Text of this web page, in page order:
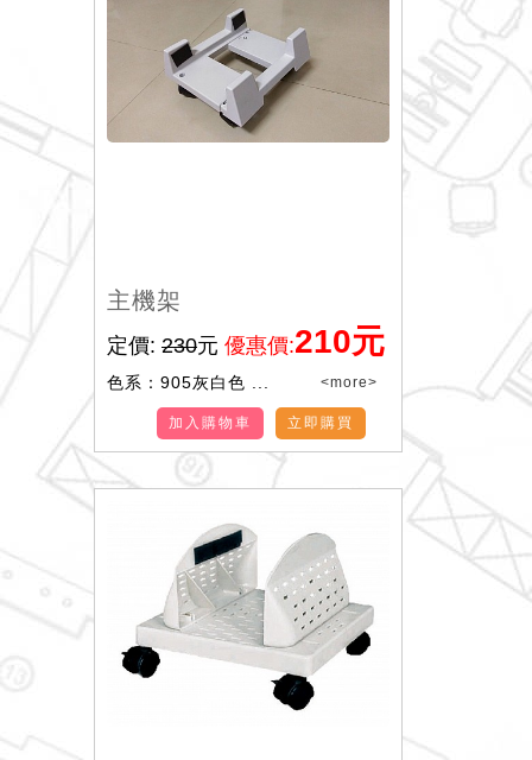
主機架
定價: 230元 優惠價:210元
色系：905灰白色 ... <more>
立即購買
加入購物車